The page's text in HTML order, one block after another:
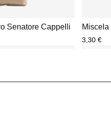
Senatore Cappelli Miscela
3,30€